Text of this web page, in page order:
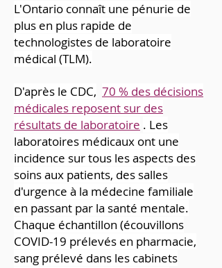
L'Ontario connaît une pénurie de
plus en plus rapide de
technologistes de laboratoire
médical (TLM).
D'après le CDC, 70 % des décisions
médicales reposent sur des
résultats de laboratoire . Les
laboratoires médicaux ont une
incidence sur tous les aspects des
soins aux patients, des salles
d'urgence à la médecine familiale
en passant par la santé mentale.
Chaque échantillon (écouvillons
COVID-19 prélevés en pharmacie,
sang prélevé dans les cabinets